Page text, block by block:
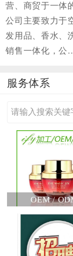
营、商贸于一体
公司主要致力于
发用品、香水、
销售一体化，
服务体系
OEM /